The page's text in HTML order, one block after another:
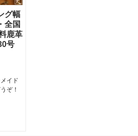
グ幅
全国
鹿革
号
イド
ぞ！